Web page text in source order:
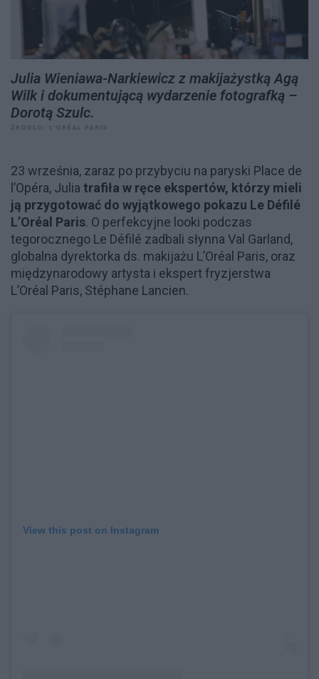
Julia Wieniawa-Narkiewicz z makijażystką Agą
Wilk i dokumentującą wydarzenie fotografką –
Dorotą Szulc.
23 września, zaraz po przybyciu na paryski Place de
l’Opéra, Julia trafiła w ręce ekspertów, którzy mieli
ją przygotować do wyjątkowego pokazu Le Défilé
L’Oréal Paris. O perfekcyjne looki podczas
tegorocznego Le Défilé zadbali słynna Val Garland,
globalna dyrektorka ds. makijażu L’Oréal Paris, oraz
międzynarodowy artysta i ekspert fryzjerstwa
L’Oréal Paris, Stéphane Lancien.
View this post on Instagram